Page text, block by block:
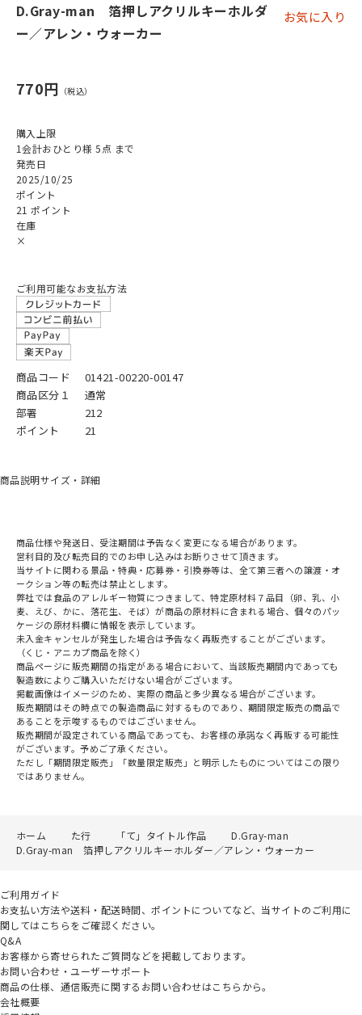
D.Gray-man 箔押しアクリルキーホルダ
ー／アレン・ウォーカー
お気に入り
770円
購入上限
1会計おひとり様 5点 まで
発売日
2025/10/25
ポイント
21 ポイント
在庫
×
ご利用可能なお支払方法
商品コード
01421-00220-00147
商品区分１
通常
部署
212
ポイント
21
商品説明サイズ・詳細
商品仕様や発送日、受注期間は予告なく変更になる場合があります。
営利目的及び転売目的でのお申し込みはお断りさせて頂きます。
当サイトに関わる景品・特典・応募券・引換券等は、全て第三者への譲渡・オ
ークション等の転売は禁止とします。
弊社では食品のアレルギー物質につきまして、特定原材料７品目（卵、乳、小
麦、えび、かに、落花生、そば）が商品の原材料に含まれる場合、個々のパッ
ケージの原材料欄に情報を表示しています。
未入金キャンセルが発生した場合は予告なく再販売することがございます。
（くじ・アニカプ商品を除く）
商品ページに販売期間の指定がある場合において、当該販売期間内であっても
製造数によりご購入いただけない場合がございます。
掲載画像はイメージのため、実際の商品と多少異なる場合がございます。
販売期間はその時点での製造商品に対するものであり、期間限定販売の商品で
あることを示唆するものではございません。
販売期間が設定されている商品であっても、お客様の承諾なく再販する可能性
がございます。予めご了承ください。
ただし「期間限定販売」「数量限定販売」と明示したものについてはこの限り
ではありません。
ホーム た行 「て」タイトル作品
D.Gray-man
D.Gray-man 箔押しアクリルキーホルダー／アレン・ウォーカー
ご利用ガイド
お支払い方法や送料・配送時間、ポイントについてなど、当サイトのご利用に
関してはこちらをご確認ください。
Q&A
お客様から寄せられたご質問などを掲載しております。
お問い合わせ・ユーザーサポート
商品の仕様、通信販売に関するお問い合わせはこちらから。
会社概要